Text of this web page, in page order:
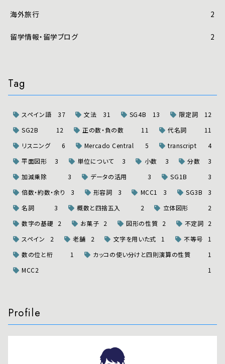
海外旅行 2
留学情報・留学ブログ 2
Tag
スペイン語 37 文法 31 SG4B 13 限定詞
12
SG2B
12 正の数・負の数 11 代名詞
11
リスニング
6 Mercado Central 5 transcript
4
平面図形
3 単位について 3 小数 3 分数
3
加減乗除
3 データの活用 3 SG1B
3
倍数・約数・余り
3 形容詞 3 MCC1 3 SG3B
3
名詞
3 概数と四捨五入 2 立体図形
2
数字の基礎 2 お菓子 2 図形の性質 2 不定詞 2
スペイン
2 老舗 2 文字を用いた式 1 不等号
1
数の位と桁
1 カッコの使い分けと四則演算の性質
1
MCC2
1
Profile